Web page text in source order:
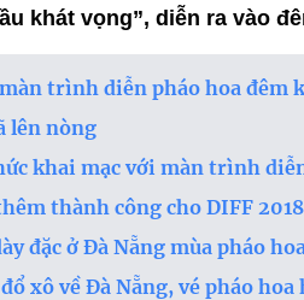
khát vọng”, diễn ra vào
trình diễn pháo hoa đêm
lên nòng
khai mạc với màn trình
thành công cho DIFF 2018
đặc ở Đà Nẵng mùa pháo
xô về Đà Nẵng, vé pháo hoa